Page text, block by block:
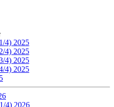
4) 2025
4) 2025
4) 2025
4) 2025
4) 2026